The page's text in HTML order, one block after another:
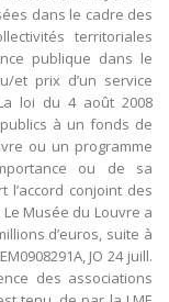
dans le cadre des
territoriales
publique dans le
et prix d’un service
loi du 4 août 2008
à un fonds de
ou un programme
ou de sa
l’accord conjoint des
Musée du Louvre a
d’euros, suite à
JO 24 juill.
des associations